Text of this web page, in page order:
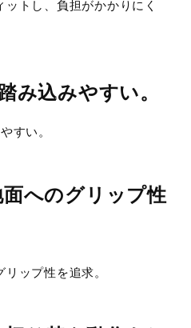
年春夏
み込みやすい。
へのグリップ性